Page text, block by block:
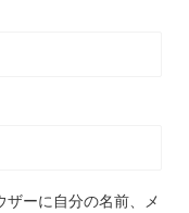
ーに自分の名前、メ